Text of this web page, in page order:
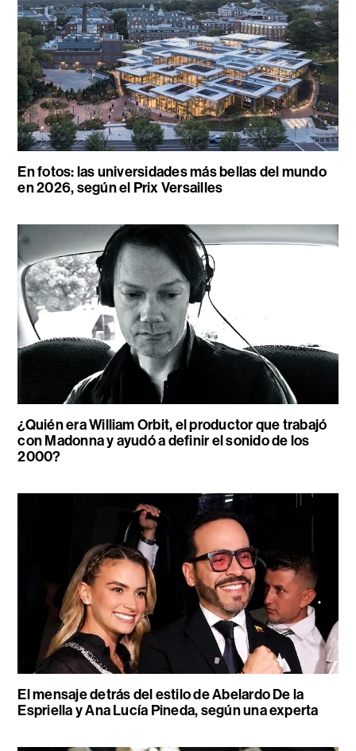
En fotos: las universidades más bellas del mundo
en 2026, según el Prix Versailles
¿Quién era William Orbit, el productor que trabajó
con Madonna y ayudó a definir el sonido de los
2000?
El mensaje detrás del estilo de Abelardo De la
Espriella y Ana Lucía Pineda, según una experta